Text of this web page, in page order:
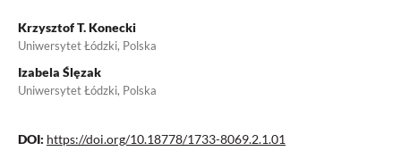
Krzysztof T. Konecki
Uniwersytet Łódzki, Polska
Izabela Ślęzak
Uniwersytet Łódzki, Polska
DOI: https://doi.org/10.18778/1733-8069.2.1.01